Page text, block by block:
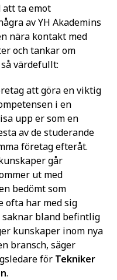
att ta emot
av YH Akademins
nära kontakt med
och tankar om
värdefullt:
att göra en viktig
i en
upp er som en
av de studerande
företag efteråt.
går
ut med
bedömt som
ofta har med sig
bland befintlig
kunskaper inom nya
bransch, säger
för Tekniker
.